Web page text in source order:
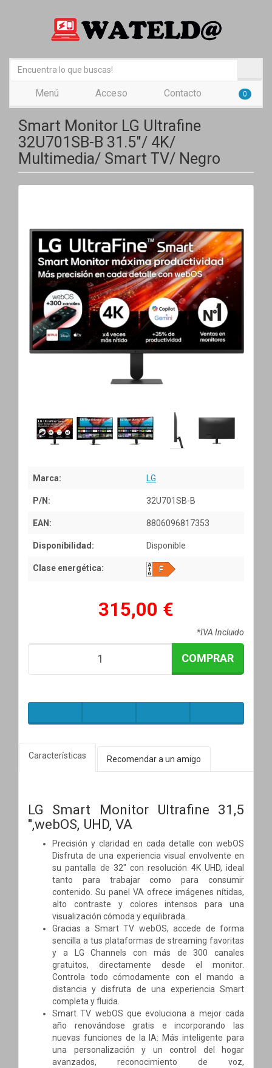
Menú Acceso Contacto 0
Smart Monitor LG Ultrafine
32U701SB-B 31.5"/ 4K/
Multimedia/ Smart TV/ Negro
Marca: LG
P/N: 32U701SB-B
EAN: 8806096817353
Disponibilidad: Disponible
Clase energética:
315,00 €
*IVA Incluido
COMPRAR
Características Recomendar a un amigo
LG Smart Monitor Ultrafine 31,5
'',webOS, UHD, VA
Precisión y claridad en cada detalle con webOS
Disfruta de una experiencia visual envolvente en
su pantalla de 32" con resolución 4K UHD, ideal
tanto para trabajar como para consumir
contenido. Su panel VA ofrece imágenes nítidas,
alto contraste y colores intensos para una
visualización cómoda y equilibrada.
Gracias a Smart TV webOS, accede de forma
sencilla a tus plataformas de streaming favoritas
y a LG Channels con más de 300 canales
gratuitos, directamente desde el monitor.
Controla todo cómodamente con el mando a
distancia y disfruta de una experiencia Smart
completa y fluida.
Smart TV webOS que evoluciona a mejor cada
año renovándose gratis e incorporando las
nuevas funciones de la IA: Más inteligente para
una personalización y un control del hogar
avanzados, reconocimiento de voz,